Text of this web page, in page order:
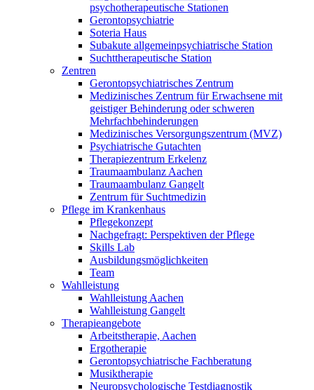
psychotherapeutische Stationen
Gerontopsychiatrie
Soteria Haus
Subakute allgemeinpsychiatrische Station
Suchttherapeutische Station
Zentren
Gerontopsychiatrisches Zentrum
Medizinisches Zentrum für Erwachsene mit
geistiger Behinderung oder schweren
Mehrfachbehinderungen
Medizinisches Versorgungszentrum (MVZ)
Psychiatrische Gutachten
Therapiezentrum Erkelenz
Traumaambulanz Aachen
Traumaambulanz Gangelt
Zentrum für Suchtmedizin
Pflege im Krankenhaus
Pflegekonzept
Nachgefragt: Perspektiven der Pflege
Skills Lab
Ausbildungsmöglichkeiten
Team
Wahlleistung
Wahlleistung Aachen
Wahlleistung Gangelt
Therapieangebote
Arbeitstherapie, Aachen
Ergotherapie
Gerontopsychiatrische Fachberatung
Musiktherapie
Neuropsychologische Testdiagnostik